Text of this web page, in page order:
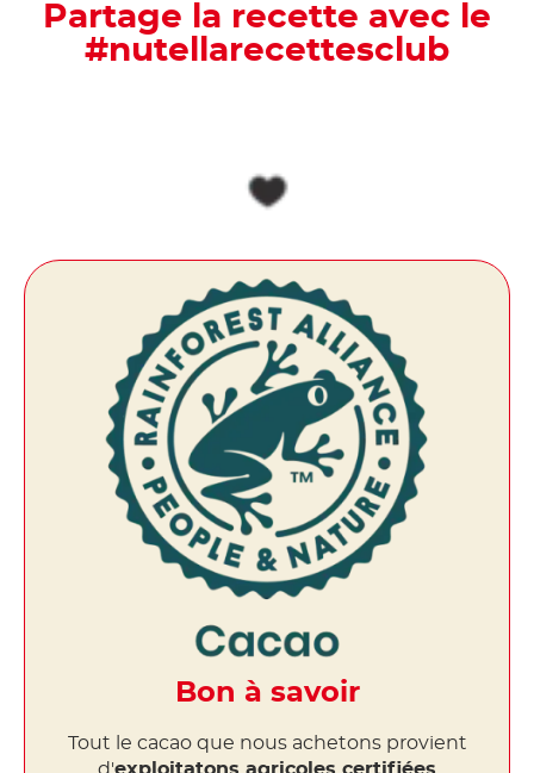
Partage la recette avec le
#nutellarecettesclub
Bon à savoir
Tout le cacao que nous achetons provient